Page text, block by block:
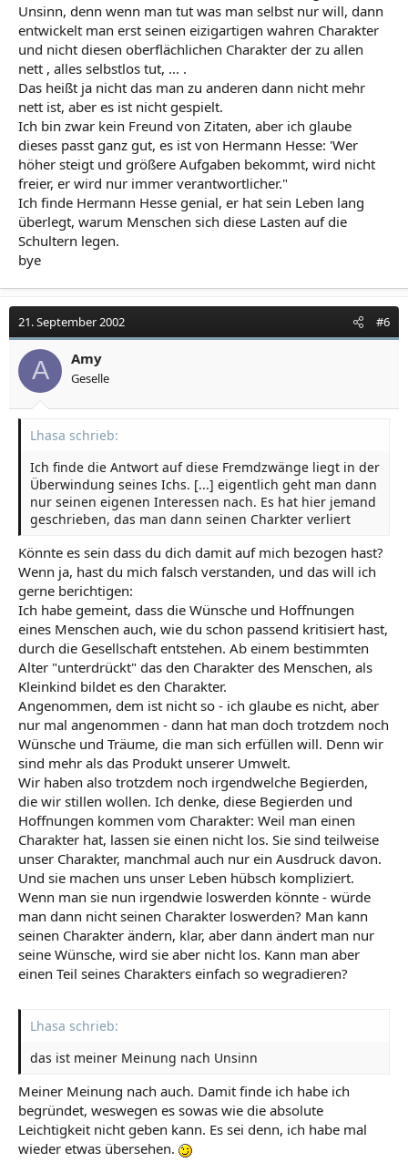
Unsinn, denn wenn man tut was man selbst nur will, dann
entwickelt man erst seinen eizigartigen wahren Charakter
und nicht diesen oberflächlichen Charakter der zu allen
nett , alles selbstlos tut, ... .
Das heißt ja nicht das man zu anderen dann nicht mehr
nett ist, aber es ist nicht gespielt.
Ich bin zwar kein Freund von Zitaten, aber ich glaube
dieses passt ganz gut, es ist von Hermann Hesse: 'Wer
höher steigt und größere Aufgaben bekommt, wird nicht
freier, er wird nur immer verantwortlicher."
Ich finde Hermann Hesse genial, er hat sein Leben lang
überlegt, warum Menschen sich diese Lasten auf die
Schultern legen.
bye
21. September 2002 #6
A Amy
Geselle
Lhasa schrieb:
Ich finde die Antwort auf diese Fremdzwänge liegt in der
Überwindung seines Ichs. [...] eigentlich geht man dann
nur seinen eigenen Interessen nach. Es hat hier jemand
geschrieben, das man dann seinen Charkter verliert
Könnte es sein dass du dich damit auf mich bezogen hast?
Wenn ja, hast du mich falsch verstanden, und das will ich
gerne berichtigen:
Ich habe gemeint, dass die Wünsche und Hoffnungen
eines Menschen auch, wie du schon passend kritisiert hast,
durch die Gesellschaft entstehen. Ab einem bestimmten
Alter "unterdrückt" das den Charakter des Menschen, als
Kleinkind bildet es den Charakter.
Angenommen, dem ist nicht so - ich glaube es nicht, aber
nur mal angenommen - dann hat man doch trotzdem noch
Wünsche und Träume, die man sich erfüllen will. Denn wir
sind mehr als das Produkt unserer Umwelt.
Wir haben also trotzdem noch irgendwelche Begierden,
die wir stillen wollen. Ich denke, diese Begierden und
Hoffnungen kommen vom Charakter: Weil man einen
Charakter hat, lassen sie einen nicht los. Sie sind teilweise
unser Charakter, manchmal auch nur ein Ausdruck davon.
Und sie machen uns unser Leben hübsch kompliziert.
Wenn man sie nun irgendwie loswerden könnte - würde
man dann nicht seinen Charakter loswerden? Man kann
seinen Charakter ändern, klar, aber dann ändert man nur
seine Wünsche, wird sie aber nicht los. Kann man aber
einen Teil seines Charakters einfach so wegradieren?
Lhasa schrieb:
das ist meiner Meinung nach Unsinn
Meiner Meinung nach auch. Damit finde ich habe ich
begründet, weswegen es sowas wie die absolute
Leichtigkeit nicht geben kann. Es sei denn, ich habe mal
wieder etwas übersehen.